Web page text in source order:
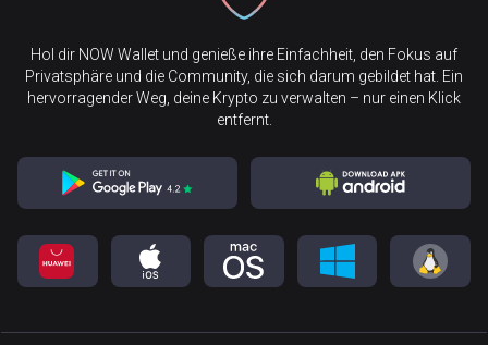
Hol dir NOW Wallet und genieße ihre Einfachheit, den Fokus auf
Privatsphäre und die Community, die sich darum gebildet hat. Ein
hervorragender Weg, deine Krypto zu verwalten – nur einen Klick
entfernt.